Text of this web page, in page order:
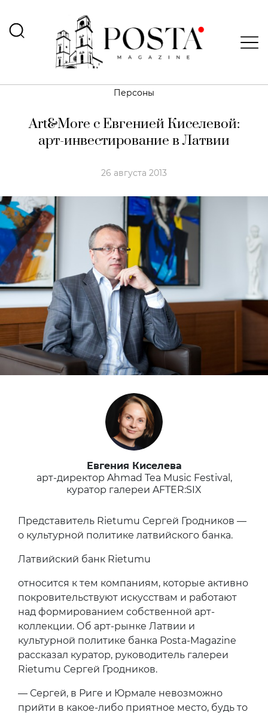
Персоны
Art&More с Евгенией Киселевой:
арт-инвестирование в Латвии
26 августа 2013
Евгения Киселева
арт-директор Ahmad Tea Music Festival,
куратор галереи AFTER:SIX
Представитель Rietumu Сергей Гродников —
о культурной политике латвийского банка.
Латвийский банк Rietumu
относится к тем компаниям, которые активно
покровительствуют искусствам и работают
над формированием собственной арт-
коллекции. Об арт-рынке Латвии и
культурной политике банка Posta-Magazine
рассказал куратор, руководитель галереи
Rietumu Сергей Гродников.
— Сергей, в Риге и Юрмале невозможно
прийти в какое-либо приятное место, будь то